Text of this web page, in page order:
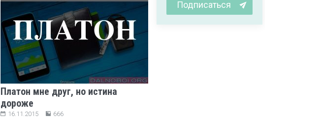
Платон мне друг, но истина
дороже
16.11.2015 666
Подписаться